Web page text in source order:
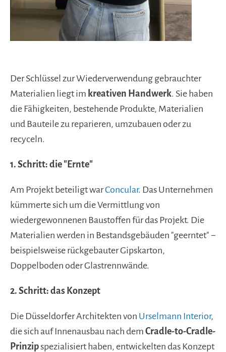
Der Schlüssel zur Wiederverwendung gebrauchter
Materialien liegt im kreativen Handwerk. Sie haben
die Fähigkeiten, bestehende Produkte, Materialien
und Bauteile zu reparieren, umzubauen oder zu
recyceln.
1. Schritt: die "Ernte"
Am Projekt beteiligt warConcular. Das Unternehmen
kümmerte sich um die Vermittlung von
wiedergewonnenen Baustoffen für das Projekt. Die
Materialien werden in Bestandsgebäuden "geerntet" −
beispielsweise rückgebauter Gipskarton,
Doppelboden oder Glastrennwände.
2. Schritt: das Konzept
Die Düsseldorfer Architekten von Urselmann Interior,
die sich auf Innenausbau nach dem Cradle-to-Cradle-
Prinzipspezialisiert haben, entwickelten das Konzept